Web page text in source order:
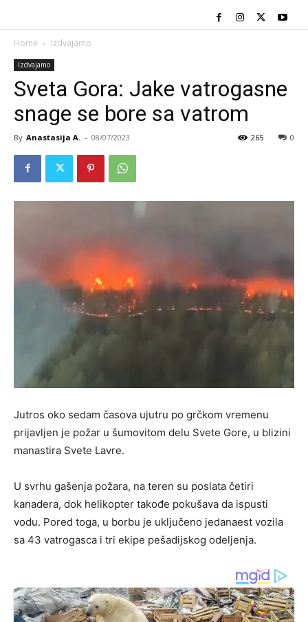
Home Izdvajamo
Izdvajamo
Sveta Gora: Jake vatrogasne
snage se bore sa vatrom
By Anastasija A. - 08/07/2023 0
265
Jutros oko sedam časova ujutru po grčkom vremenu
prijavljen je požar u šumovitom delu Svete Gore, u blizini
manastira Svete Lavre.
U svrhu gašenja požara, na teren su poslata četiri
kanadera, dok helikopter takođe pokušava da ispusti
vodu. Pored toga, u borbu je uključeno jedanaest vozila
sa 43 vatrogasca i tri ekipe pešadijskog odeljenja.